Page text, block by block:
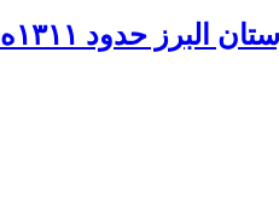
حدود ۱۳۱۱ه ش